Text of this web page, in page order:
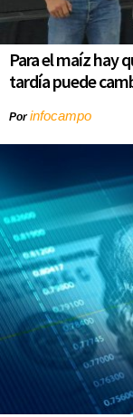
Para el maíz hay
tardía puede
Porinfocampo